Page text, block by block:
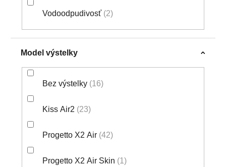
Vodoodpudivosť 2
Model výstelky
Bez výstelky 16
Kiss Air2 23
Progetto X2 Air 42
Progetto X2 Air Skin 1